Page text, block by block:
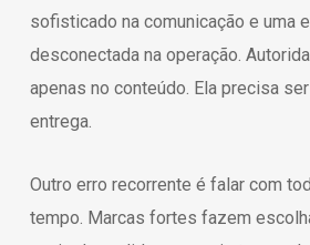
sofisticado na comunicação e uma
desconectada na operação.
apenas no conteúdo. Ela precisa
entrega.
Outro erro recorrente é falar com
tempo. Marcas fortes fazem